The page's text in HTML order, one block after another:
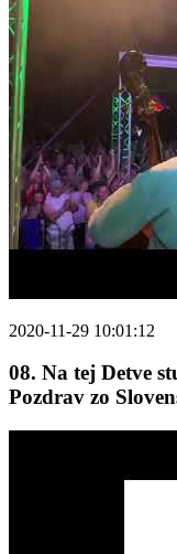
2020-11-29 10:01:12
08. Na tej Detve
Pozdrav zo